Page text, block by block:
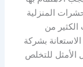
المنزلية
من
بشركة
للتخلص